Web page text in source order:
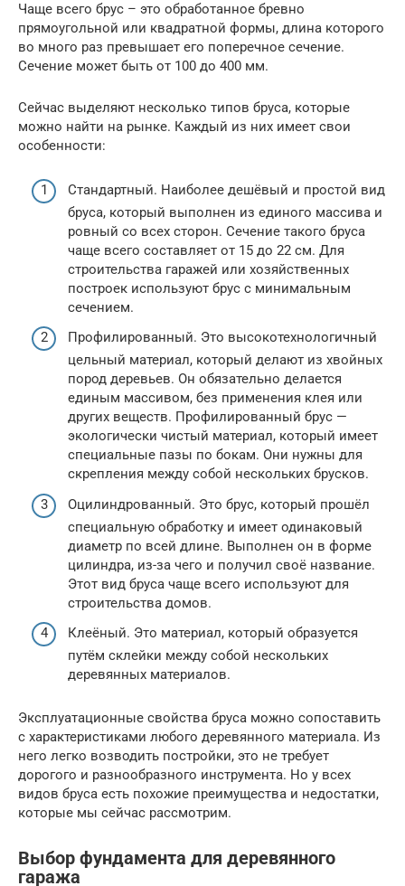
Чаще всего брус – это обработанное бревно
прямоугольной или квадратной формы, длина которого
во много раз превышает его поперечное сечение.
Сечение может быть от 100 до 400 мм.
Сейчас выделяют несколько типов бруса, которые
можно найти на рынке. Каждый из них имеет свои
особенности:
Стандартный. Наиболее дешёвый и простой вид
бруса, который выполнен из единого массива и
ровный со всех сторон. Сечение такого бруса
чаще всего составляет от 15 до 22 см. Для
строительства гаражей или хозяйственных
построек используют брус с минимальным
сечением.
Профилированный. Это высокотехнологичный
цельный материал, который делают из хвойных
пород деревьев. Он обязательно делается
единым массивом, без применения клея или
других веществ. Профилированный брус —
экологически чистый материал, который имеет
специальные пазы по бокам. Они нужны для
скрепления между собой нескольких брусков.
Оцилиндрованный. Это брус, который прошёл
специальную обработку и имеет одинаковый
диаметр по всей длине. Выполнен он в форме
цилиндра, из-за чего и получил своё название.
Этот вид бруса чаще всего используют для
строительства домов.
Клеёный. Это материал, который образуется
путём склейки между собой нескольких
деревянных материалов.
Эксплуатационные свойства бруса можно сопоставить
с характеристиками любого деревянного материала. Из
него легко возводить постройки, это не требует
дорогого и разнообразного инструмента. Но у всех
видов бруса есть похожие преимущества и недостатки,
которые мы сейчас рассмотрим.
Выбор фундамента для деревянного
гаража